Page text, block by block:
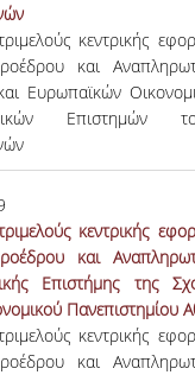
κεντρικής
και
Ευρωπαϊκών
Επιστημών
κεντρικής
και
Επιστήμης της
Πανεπιστημίου
κεντρικής
και